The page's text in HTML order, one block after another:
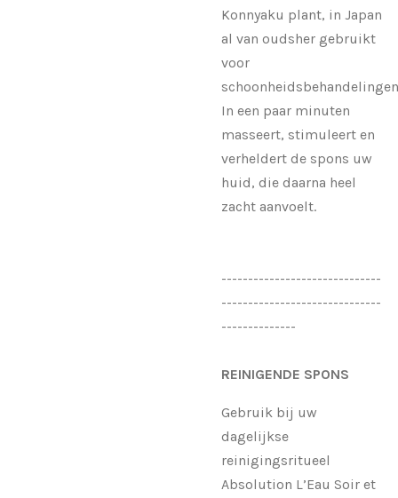
Konnyaku plant, in Japan
al van oudsher gebruikt
voor
In een paar minuten
masseert, stimuleert en
verheldert de spons uw
huid, die daarna heel
zacht aanvoelt.
------------------------------
------------------------------
--------------
REINIGENDE SPONS
Gebruik bij uw
dagelijkse
reinigingsritueel
Absolution L’Eau Soir et